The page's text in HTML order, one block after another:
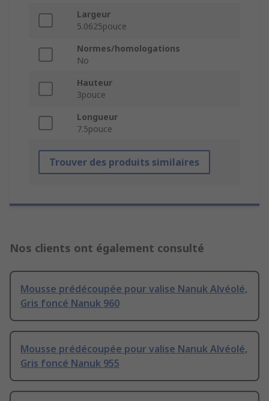
Largeur
5.0625pouce
Normes/homologations
No
Hauteur
3pouce
Longueur
7.5pouce
Trouver des produits similaires
Nos clients ont également consulté
Mousse prédécoupée pour valise Nanuk Alvéolé,
Gris foncé Nanuk 960
Mousse prédécoupée pour valise Nanuk Alvéolé,
Gris foncé Nanuk 955